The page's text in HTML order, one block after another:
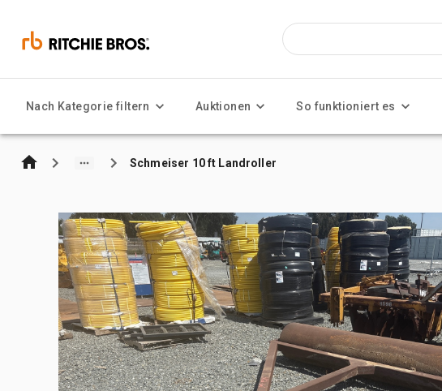
Nach Kategorie filtern Auktionen So funktioniert es
Schmeiser 10 ft Landroller